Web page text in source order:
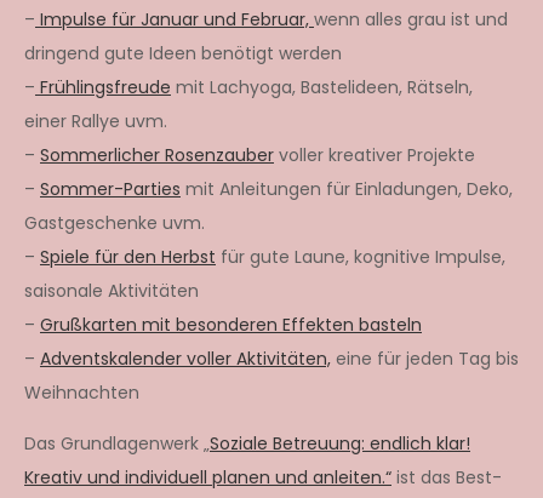
– Impulse für Januar und Februar, wenn alles grau ist und
dringend gute Ideen benötigt werden
– Frühlingsfreude mit Lachyoga, Bastelideen, Rätseln,
einer Rallye uvm.
– Sommerlicher Rosenzauber voller kreativer Projekte
– Sommer-Parties mit Anleitungen für Einladungen, Deko,
Gastgeschenke uvm.
– Spiele für den Herbst für gute Laune, kognitive Impulse,
saisonale Aktivitäten
– Grußkarten mit besonderen Effekten basteln
– Adventskalender voller Aktivitäten, eine für jeden Tag bis
Weihnachten
Das Grundlagenwerk „Soziale Betreuung: endlich klar!
Kreativ und individuell planen und anleiten.“ ist das Best-